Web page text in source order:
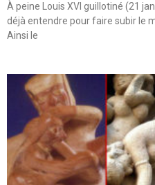
À peine Louis XVI guillotiné (21
déjà entendre pour faire subir le
Ainsi le